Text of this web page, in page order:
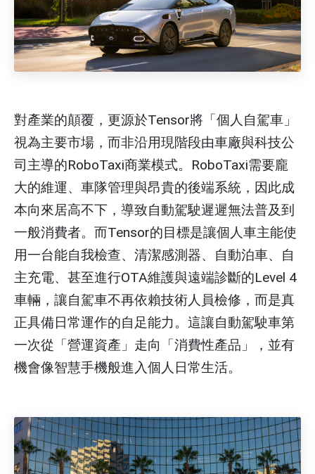
對產業的顛覆，更源於Tensor將「個人自駕車」
視為主要市場，而非沿用現階段由車廠與科技公
司主導的RoboTaxi商業模式。RoboTaxi需要龐
大的維運、車隊管理與昂貴的後端系統，因此成
本向來居高不下，導致自動駕駛遲遲無法普及到
一般消費者。而Tensor的目標是讓個人車主能使
用一台能自我檢查、清潔感測器、自動泊車、自
主充電、甚至進行OTA維護與遠端診斷的Level 4
車輛，讓自駕車不再依賴技術人員檢修，而是真
正具備日常運作的自足能力。這讓自動駕駛車第
一次從「營運資產」走向「消費性產品」，並有
機會像智慧手機般進入個人日常生活。